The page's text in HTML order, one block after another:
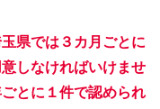
県では３カ月ごとに
しなければいけませ
とに１件で認められ